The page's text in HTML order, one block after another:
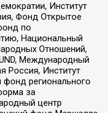
Институт
Фонд Открытое
по
Национальный
Отношений,
Международный
Россия, Институт
регионального
за
центр